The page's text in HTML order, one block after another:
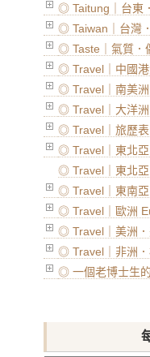
◎ Taitung｜台東
◎ Taiwan｜台灣
◎ Taste｜氣質．
◎ Travel｜中國
◎ Travel｜南美
◎ Travel｜大洋
◎ Travel｜旅歷
◎ Travel｜東北
◎ Travel｜東北
◎ Travel｜東南
◎ Travel｜歐洲
◎ Travel｜美洲
◎ Travel｜非洲
◎ 一個老博士生